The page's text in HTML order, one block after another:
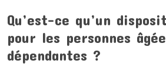
Qu’est-ce qu’un
pour les personnes
dépendantes ?